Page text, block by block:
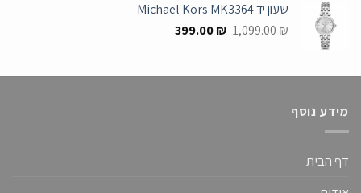
299.00 ₪.
99.00 ₪.
שעון יד Michael Kors MK3364
1,099.00₪
המחיר
1,099.00 ₪.
399.00₪
המחיר
399.00 ₪.
מידע נוסף
דף הבית